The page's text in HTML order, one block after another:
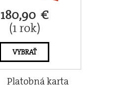
180,90 €
(1 rok)
VYBRAŤ
Platobná karta